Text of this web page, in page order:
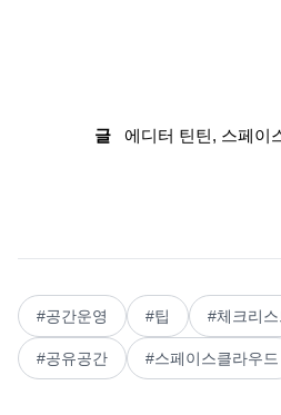
글 에디터 틴틴, 스페이
#공간운영 #팁 #체크리스
#공유공간 #스페이스클라우드